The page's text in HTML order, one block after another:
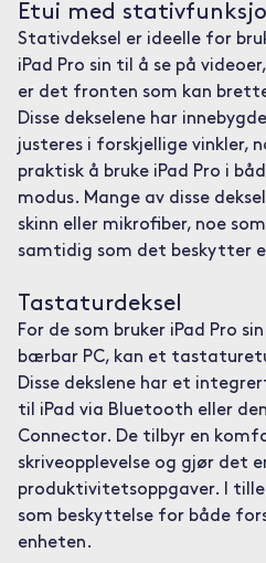
Etui med
Stativdeksel er ideelle for
iPad Pro sin til å se på
er det fronten som kan
Disse dekselene har
justeres i forskjellige vinkler,
praktisk å bruke iPad Pro i
modus. Mange av disse
skinn eller mikrofiber, noe
samtidig som det beskytter
Tastaturdeksel
For de som bruker iPad Pro
bærbar PC, kan et
Disse dekslene har et
til iPad via Bluetooth eller
Connector. De tilbyr en
skriveopplevelse og gjør det
produktivitetsoppgaver. I
som beskyttelse for både
enheten.